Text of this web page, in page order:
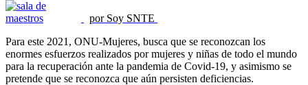
por Soy SNTE
Para este 2021, ONU-Mujeres, busca que se reconozcan los
enormes esfuerzos realizados por mujeres y niñas de todo el mundo
para la recuperación ante la pandemia de Covid-19, y asimismo se
pretende que se reconozca que aún persisten deficiencias.